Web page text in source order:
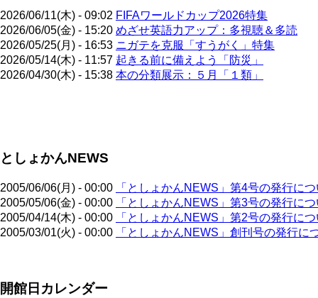
2026/06/11(木) - 09:02 FIFAワールドカップ2026特集
2026/06/05(金) - 15:20 めざせ英語力アップ：多視聴＆多読
2026/05/25(月) - 16:53 ニガテを克服「すうがく」特集
2026/05/14(木) - 11:57 起きる前に備えよう「防災」
2026/04/30(木) - 15:38 本の分類展示：５月「１類」
送
としょかんNEWS
2005/06/06(月) - 00:00
「としょかんNEWS」第4号の発行に
2005/05/06(金) - 00:00
「としょかんNEWS」第3号の発行に
2005/04/14(木) - 00:00
「としょかんNEWS」第2号の発行に
2005/03/01(火) - 00:00
「としょかんNEWS」創刊号の発行に
ー
開館日カレンダー